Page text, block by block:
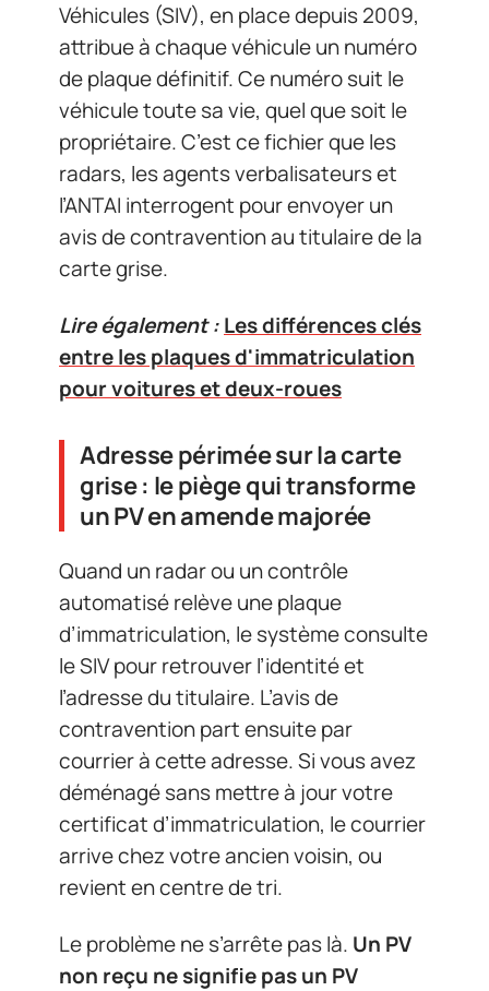
Véhicules (SIV), en place depuis 2009,
attribue à chaque véhicule un numéro
de plaque définitif. Ce numéro suit le
véhicule toute sa vie, quel que soit le
propriétaire. C’est ce fichier que les
radars, les agents verbalisateurs et
l’ANTAI interrogent pour envoyer un
avis de contravention au titulaire de la
carte grise.
Lire également :Les différences clés
entre les plaques d'immatriculation
pour voitures et deux-roues
Adresse périmée sur la carte
grise : le piège qui transforme
un PV en amende majorée
Quand un radar ou un contrôle
automatisé relève une plaque
d’immatriculation, le système consulte
le SIV pour retrouver l’identité et
l’adresse du titulaire. L’avis de
contravention part ensuite par
courrier à cette adresse. Si vous avez
déménagé sans mettre à jour votre
certificat d’immatriculation, le courrier
arrive chez votre ancien voisin, ou
revient en centre de tri.
Le problème ne s’arrête pas là. Un PV
non reçu ne signifie pas un PV